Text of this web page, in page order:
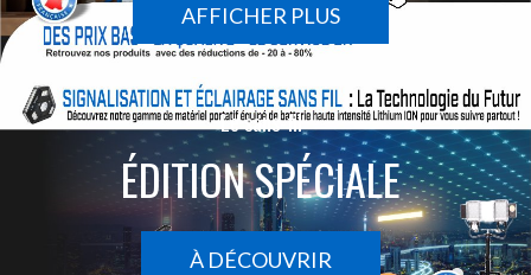
AFFICHER PLUS
Le sans-fil
ÉDITION SPÉCIALE
À DÉCOUVRIR